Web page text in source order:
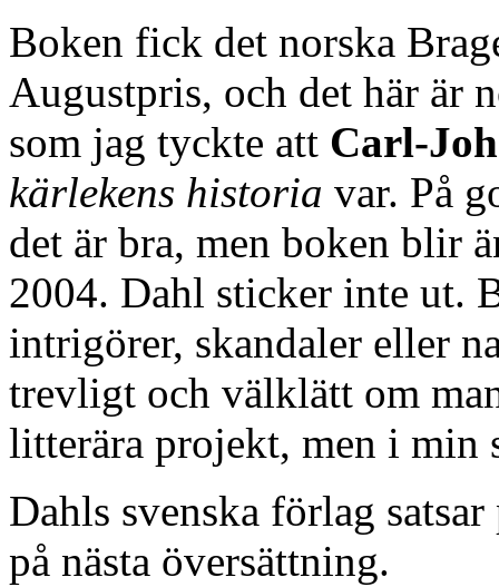
Boken fick det norska
Augustpris, och det här är
som jag tyckte att Carl-
kärlekens historia var. På
det är bra, men boken blir
2004. Dahl sticker inte ut.
intrigörer, skandaler eller
trevligt och välklätt om
litterära projekt, men i min
Dahls svenska förlag
på nästa översättning.